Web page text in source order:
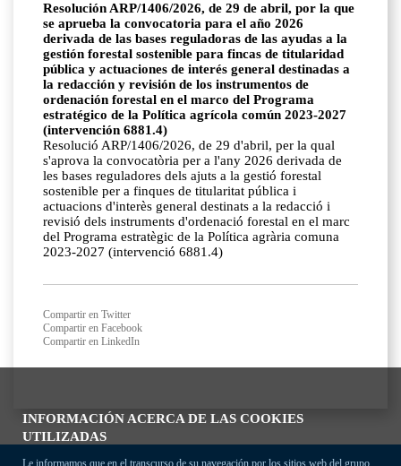
INFORMACIÓN ACERCA DE LAS COOKIES
UTILIZADAS
Le informamos que en el transcurso de su navegación por los sitios web del grupo
Resolución ARP/1406/2026, de 29 de abril, por la que
se aprueba la convocatoria para el año 2026
derivada de las bases reguladoras de las ayudas a la
gestión forestal sostenible para fincas de titularidad
pública y actuaciones de interés general destinadas a
la redacción y revisión de los instrumentos de
ordenación forestal en el marco del Programa
estratégico de la Política agrícola común 2023-2027
(intervención 6881.4)
Resolució ARP/1406/2026, de 29 d'abril, per la qual
s'aprova la convocatòria per a l'any 2026 derivada de
les bases reguladores dels ajuts a la gestió forestal
sostenible per a finques de titularitat pública i
actuacions d'interès general destinats a la redacció i
revisió dels instruments d'ordenació forestal en el marc
del Programa estratègic de la Política agrària comuna
2023-2027 (intervenció 6881.4)
Compartir en Twitter
Compartir en Facebook
Compartir en LinkedIn